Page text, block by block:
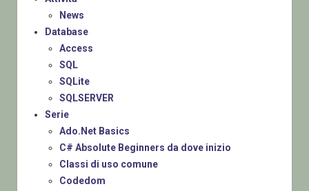
News
Database
Access
SQL
SQLite
SQLSERVER
Serie
Ado.Net Basics
C# Absolute Beginners da dove inizio
Classi di uso comune
Codedom